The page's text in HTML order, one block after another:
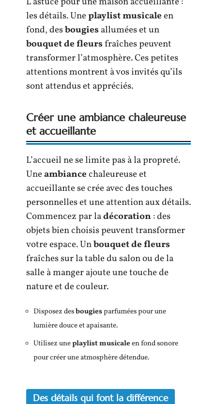
les détails. Uneplaylist musicaleen
fond, desbougies allumées et un
bouquet de fleursfraîches peuvent
transformer l’atmosphère. Ces petites
attentions montrent à vos invités qu’ils
sont attendus et appréciés.
Créer une ambiance chaleureuse
et accueillante
L’accueil ne se limite pas à la propreté.
Uneambiancechaleureuse et
accueillante se crée avec des touches
personnelles et une attention aux détails.
Commencez par ladécoration : des
objets bien choisis peuvent transformer
votre espace. Unbouquet de fleurs
fraîches sur la table du salon ou de la
salle à manger ajoute une touche de
nature et de couleur.
Disposez desbougiesparfumées pour une
lumière douce et apaisante.
Utilisez uneplaylist musicaleen fond sonore
pour créer une atmosphère détendue.
Des détails qui font la différence